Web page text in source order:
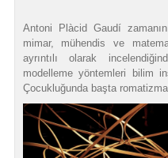
Antoni Plàcid Gaudí
mimar, mühendis ve
ayrıntılı olarak
modelleme yöntemleri bilim
Çocukluğunda başta